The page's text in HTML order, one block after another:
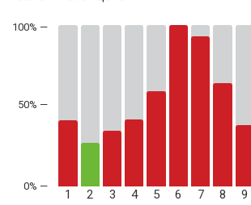
50% —
1 2 3 4 5 6 7 8 9